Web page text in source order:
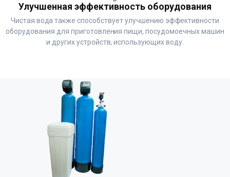
Улучшенная эффективность оборудования
Чистая вода также способствует улучшению эффективности
оборудования для приготовления пищи, посудомоечных машин
и других устройств, использующих воду.